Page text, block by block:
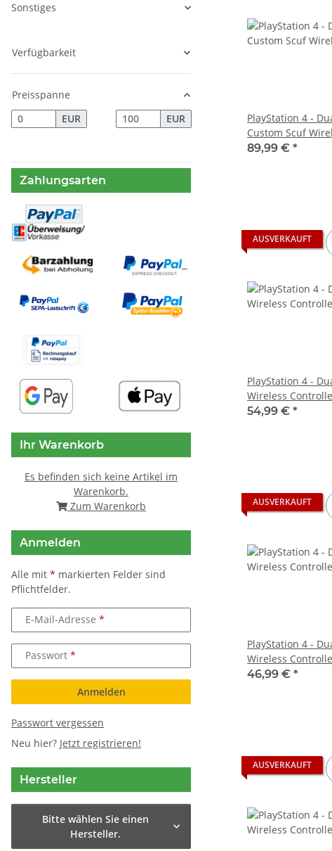
PlayStation 4 -
Custom Scuf
weiss - gebraucht
89,99 € *
AUSVERKAUFT
PlayStation 4 -
Wireless
gebraucht
54,99 € *
AUSVERKAUFT
PlayStation 4 -
Wireless
(2016)
46,99 € *
AUSVERKAUFT
Sonstiges
Verfügbarkeit
Preisspanne
EUR
EUR
Zahlungsarten
Ihr Warenkorb
Es befinden sich keine Artikel im
Warenkorb.
Zum Warenkorb
Anmelden
Alle mit * markierten Felder sind
Pflichtfelder.
E-Mail-Adresse
Passwort
Anmelden
Passwort vergessen
Neu hier? Jetzt registrieren!
Hersteller
Bitte wählen Sie einen
Hersteller.